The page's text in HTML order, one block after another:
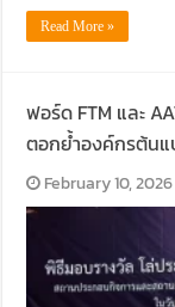
Read More »
ฟอร์ด FTM และ
ตอกย้ำองค์กรต้น
February 10, 2026